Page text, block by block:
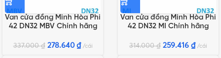
Van cửa đồng Minh Hòa Phi
42 DN32 MBV Chính hãng
337.000₫ 278.640 ₫ cái
Van cửa đồng Minh Hòa Phi
42 DN32 MI Chính hãng
314.000₫ 259.416 ₫ cái